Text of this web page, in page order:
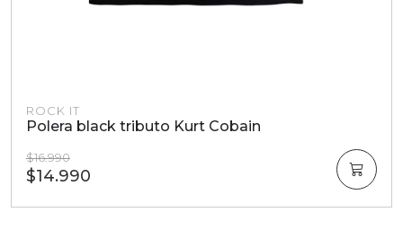
ROCK IT
Polera black tributo Kurt Cobain
$16.990
$14.990